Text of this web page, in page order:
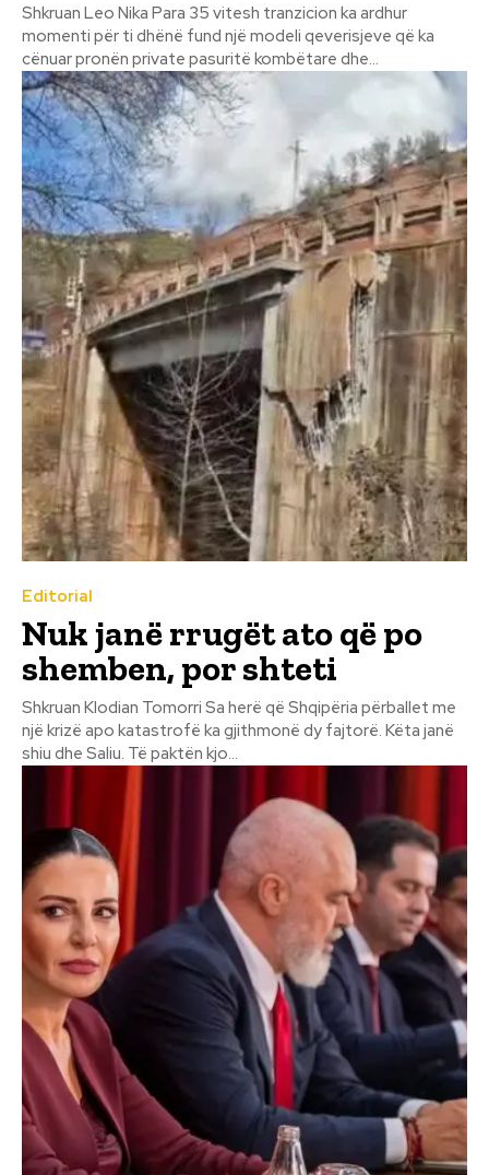
Shkruan Leo Nika Para 35 vitesh tranzicion ka ardhur
momenti për ti dhënë fund një modeli qeverisjeve që ka
cënuar pronën private pasuritë kombëtare dhe...
Editorial
Nuk janë rrugët ato që po
shemben, por shteti
Shkruan Klodian Tomorri Sa herë që Shqipëria përballet me
një krizë apo katastrofë ka gjithmonë dy fajtorë. Këta janë
shiu dhe Saliu. Të paktën kjo...